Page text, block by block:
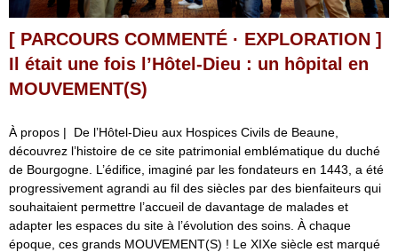
Il était une fois l’Hôtel-Dieu : un hôpital en
MOUVEMENT(S)
[ PARCOURS COMMENTÉ · EXPLORATION ]
À propos | De l’Hôtel-Dieu aux Hospices Civils de Beaune,
découvrez l’histoire de ce site patrimonial emblématique du duché
de Bourgogne. L’édifice, imaginé par les fondateurs en 1443, a été
progressivement agrandi au fil des siècles par des bienfaiteurs qui
souhaitaient permettre l’accueil de davantage de malades et
adapter les espaces du site à l’évolution des soins. À chaque
époque, ces grands MOUVEMENT(S) ! Le XIXe siècle est marqué